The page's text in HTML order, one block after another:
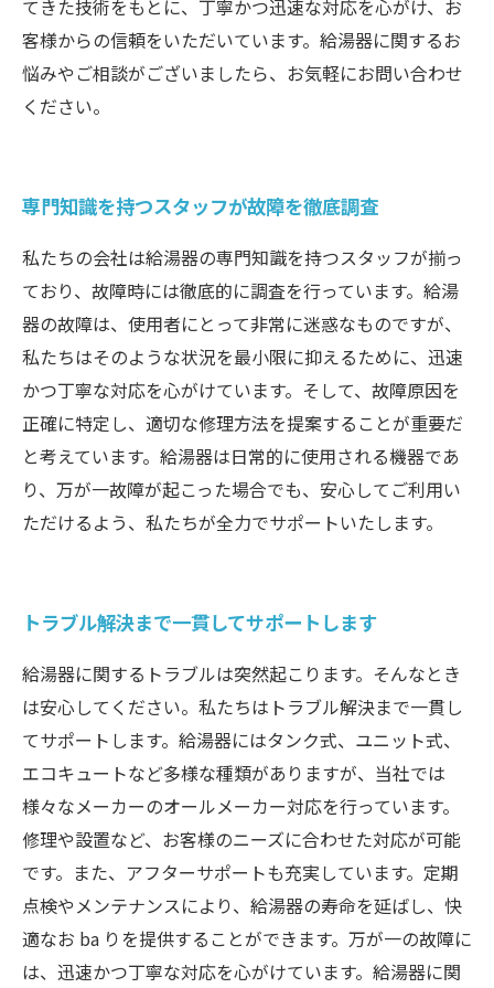
てきた技術をもとに、丁寧かつ迅速な対応を心がけ、お
客様からの信頼をいただいています。給湯器に関するお
悩みやご相談がございましたら、お気軽にお問い合わせ
ください。
専門知識を持つスタッフが故障を徹底調査
私たちの会社は給湯器の専門知識を持つスタッフが揃っ
ており、故障時には徹底的に調査を行っています。給湯
器の故障は、使用者にとって非常に迷惑なものですが、
私たちはそのような状況を最小限に抑えるために、迅速
かつ丁寧な対応を心がけています。そして、故障原因を
正確に特定し、適切な修理方法を提案することが重要だ
と考えています。給湯器は日常的に使用される機器であ
り、万が一故障が起こった場合でも、安心してご利用い
ただけるよう、私たちが全力でサポートいたします。
トラブル解決まで一貫してサポートします
給湯器に関するトラブルは突然起こります。そんなとき
は安心してください。私たちはトラブル解決まで一貫し
てサポートします。給湯器にはタンク式、ユニット式、
エコキュートなど多様な種類がありますが、当社では
様々なメーカーのオールメーカー対応を行っています。
修理や設置など、お客様のニーズに合わせた対応が可能
です。また、アフターサポートも充実しています。定期
点検やメンテナンスにより、給湯器の寿命を延ばし、快
適なお ba りを提供することができます。万が一の故障に
は、迅速かつ丁寧な対応を心がけています。給湯器に関